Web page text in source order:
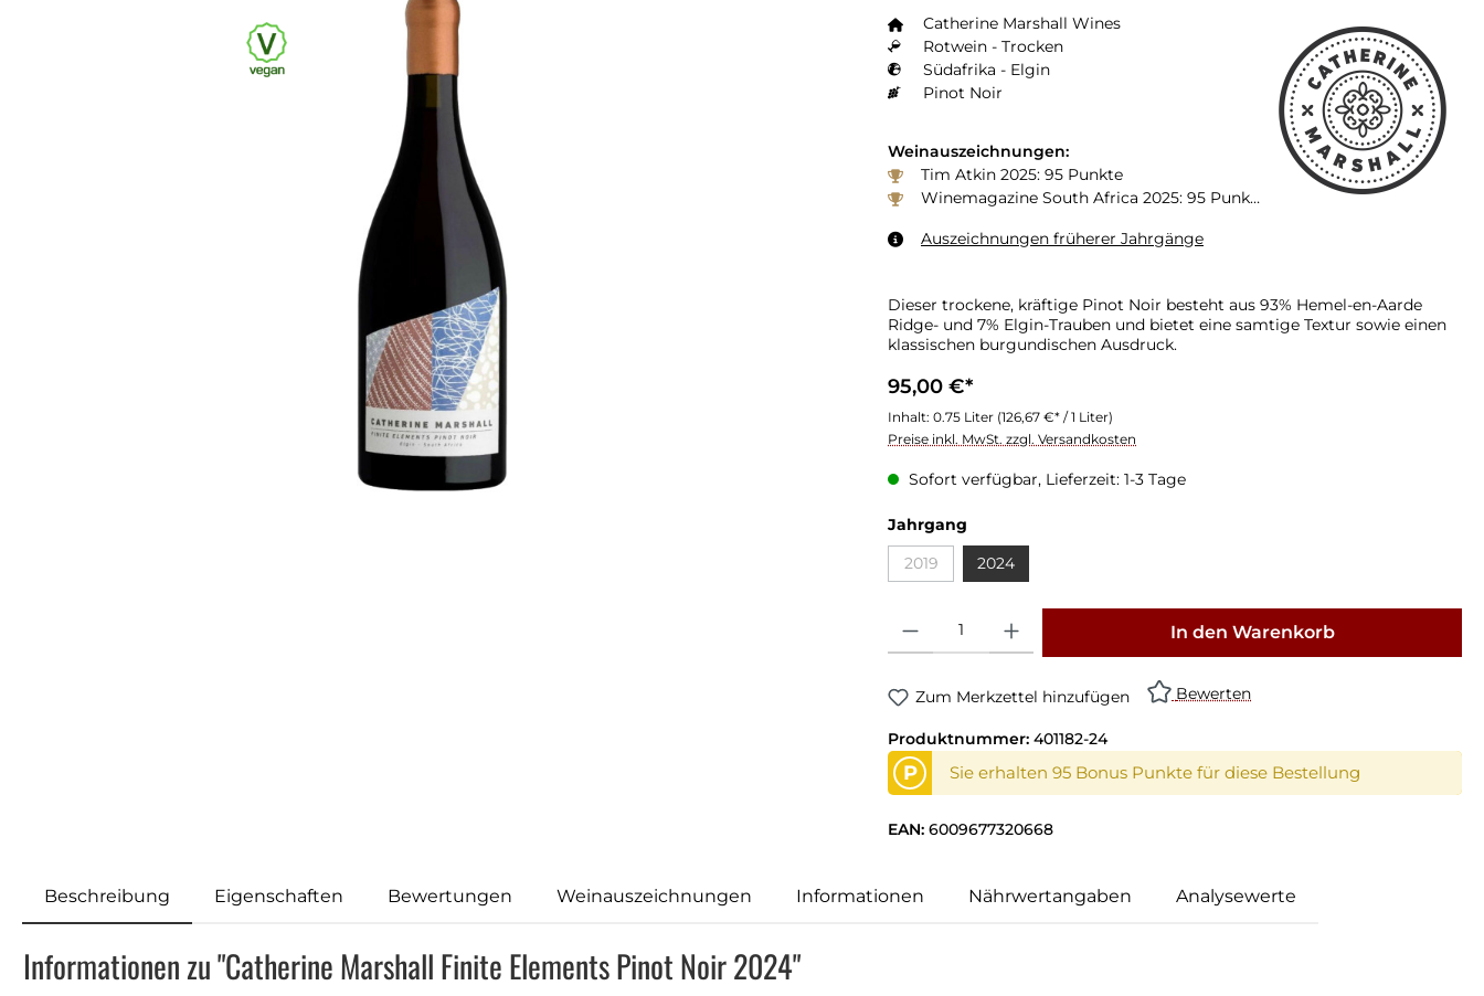
Catherine Marshall Wines
Rotwein - Trocken
Südafrika - Elgin
Pinot Noir
Weinauszeichnungen:
Tim Atkin 2025: 95 Punkte
Winemagazine South Africa 2025: 95 Punkte
Auszeichnungen früherer Jahrgänge
Dieser trockene, kräftige Pinot Noir besteht aus 93% Hemel-en-Aarde
Ridge- und 7% Elgin-Trauben und bietet eine samtige Textur sowie einen
klassischen burgundischen Ausdruck.
95,00 €*
Inhalt: 0.75 Liter (126,67 €* / 1 Liter)
Preise inkl. MwSt. zzgl. Versandkosten
Sofort verfügbar, Lieferzeit: 1-3 Tage
Jahrgang
2019(Diese Option ist zurzeit nicht verfügbar.)
2024
In den Warenkorb
Zum Merkzettel hinzufügen Bewerten
Produktnummer: 401182-24
P Sie erhalten 95 Bonus Punkte für diese Bestellung
EAN: 6009677320668
Beschreibung Eigenschaften Bewertungen Weinauszeichnungen Informationen Nährwertangaben Analysewerte
Informationen zu "Catherine Marshall Finite Elements Pinot Noir 2024"